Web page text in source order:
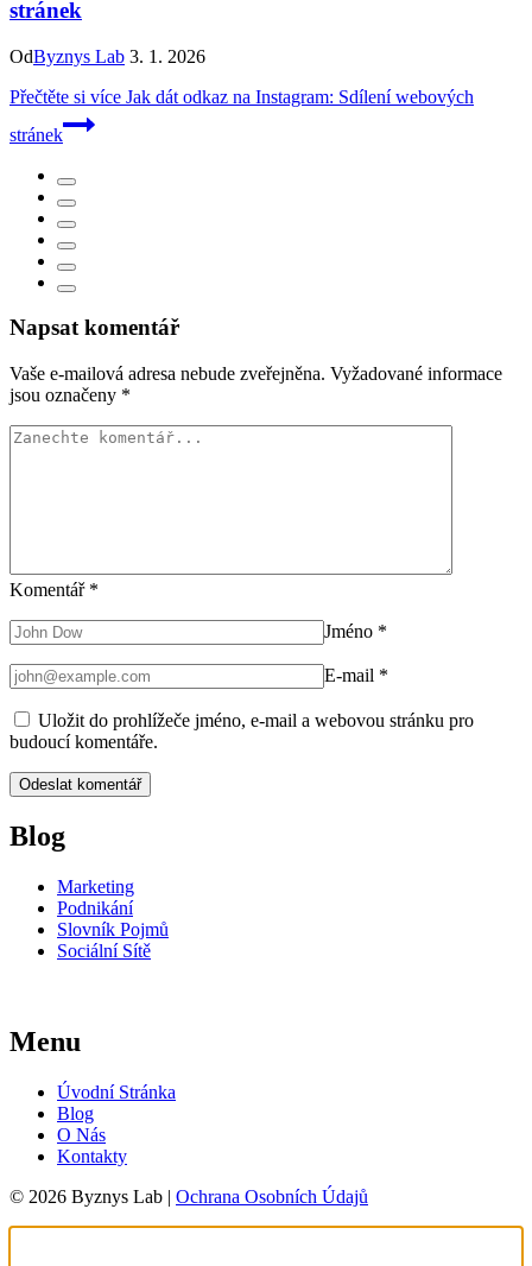
stránek
OdByznys Lab 3. 1. 2026
Přečtěte si více Jak dát odkaz na Instagram: Sdílení webových
stránek
Napsat komentář
Vaše e-mailová adresa nebude zveřejněna. Vyžadované informace
jsou označeny *
Komentář *
Jméno *
E-mail *
Uložit do prohlížeče jméno, e-mail a webovou stránku pro
budoucí komentáře.
Blog
Marketing
Podnikání
Slovník Pojmů
Sociální Sítě
Menu
Úvodní Stránka
Blog
O Nás
Kontakty
© 2026 Byznys Lab | Ochrana Osobních Údajů